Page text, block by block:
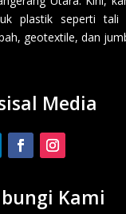
plastik seperti
geotextile, dan
Media
Kami